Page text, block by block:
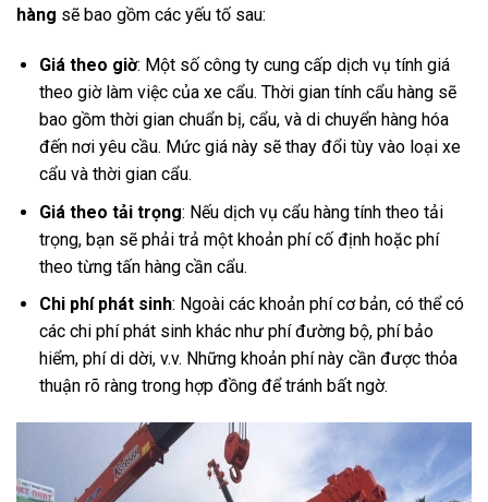
hàng sẽ bao gồm các yếu tố sau:
Giá theo giờ: Một số công ty cung cấp dịch vụ tính giá
theo giờ làm việc của xe cẩu. Thời gian tính cẩu hàng sẽ
bao gồm thời gian chuẩn bị, cẩu, và di chuyển hàng hóa
đến nơi yêu cầu. Mức giá này sẽ thay đổi tùy vào loại xe
cẩu và thời gian cẩu.
Giá theo tải trọng: Nếu dịch vụ cẩu hàng tính theo tải
trọng, bạn sẽ phải trả một khoản phí cố định hoặc phí
theo từng tấn hàng cần cẩu.
Chi phí phát sinh: Ngoài các khoản phí cơ bản, có thể có
các chi phí phát sinh khác như phí đường bộ, phí bảo
hiểm, phí di dời, v.v. Những khoản phí này cần được thỏa
thuận rõ ràng trong hợp đồng để tránh bất ngờ.